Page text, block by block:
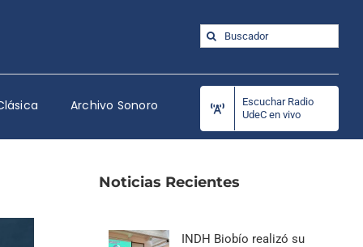
Buscar:
Archivo Sonoro
Escuchar Radio
UdeC en vivo
Noticias Recientes
INDH Biobío realizó su